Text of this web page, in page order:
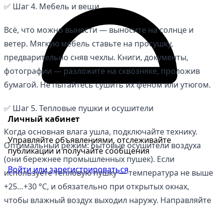
Личный кабинет
Управляйте объявлениями, отслеживайте
публикации и получайте сообщения
Войти или зарегистрироваться
✅ Шаг 4. Мебель и вещи
Всё, что можно вынести — выносите на солнце и
ветер. Мягкую мебель ставьте на просушку,
предварительно сняв чехлы. Книги, документы,
фотографии — разложите на сквозняке, проложив
бумагой. Не пытайтесь сушить их феном или утюгом.
✅ Шаг 5. Тепловые пушки и осушители
Когда основная влага ушла, подключайте технику.
Оптимальный режим: бытовые осушители воздуха
(они бережнее промышленных пушек). Если
используете тепловую пушку — температура не выше
+25…+30 °C, и обязательно при открытых окнах,
чтобы влажный воздух выходил наружу. Направляйте